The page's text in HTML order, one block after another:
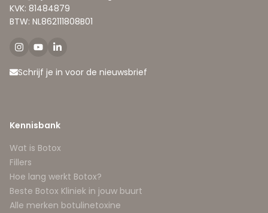
KVK: 81484879
BTW: NL862111808B01
Schrijf je in voor de nieuwsbrief
Kennisbank
Wat is Botox
Fillers
Hoe lang werkt Botox?
Beste Botox Kliniek in jouw buurt
Alle merken botulinetoxine